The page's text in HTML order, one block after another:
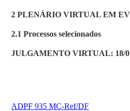
2 PLENÁRIO VIRTUAL EM
2.1 Processos selecionados
JULGAMENTO VIRTUAL: 18/
ADPF 935 MC-Ref/DF